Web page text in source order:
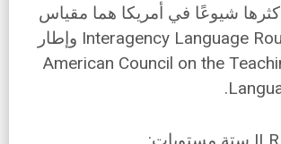
شيوعًا في أمريكا هما مقياس
Interagency Language Roundtable (ILR) وإطار
American Council on the